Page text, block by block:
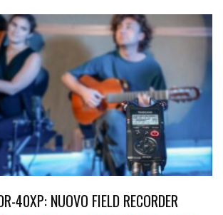
40XP: NUOVO FIELD RECORDER